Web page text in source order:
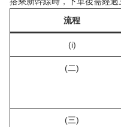
流程
(i)
(二)
(三)